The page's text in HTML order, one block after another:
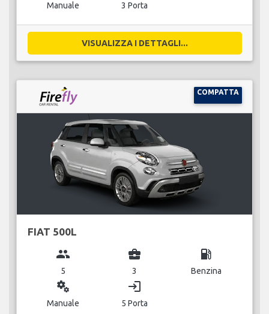
Manuale 3 Porta
VISUALIZZA I DETTAGLI...
COMPATTA
FIAT 500L
group
5
business_center
3
local_gas_station
Benzina
miscellaneous_services
Manuale
login
5 Porta